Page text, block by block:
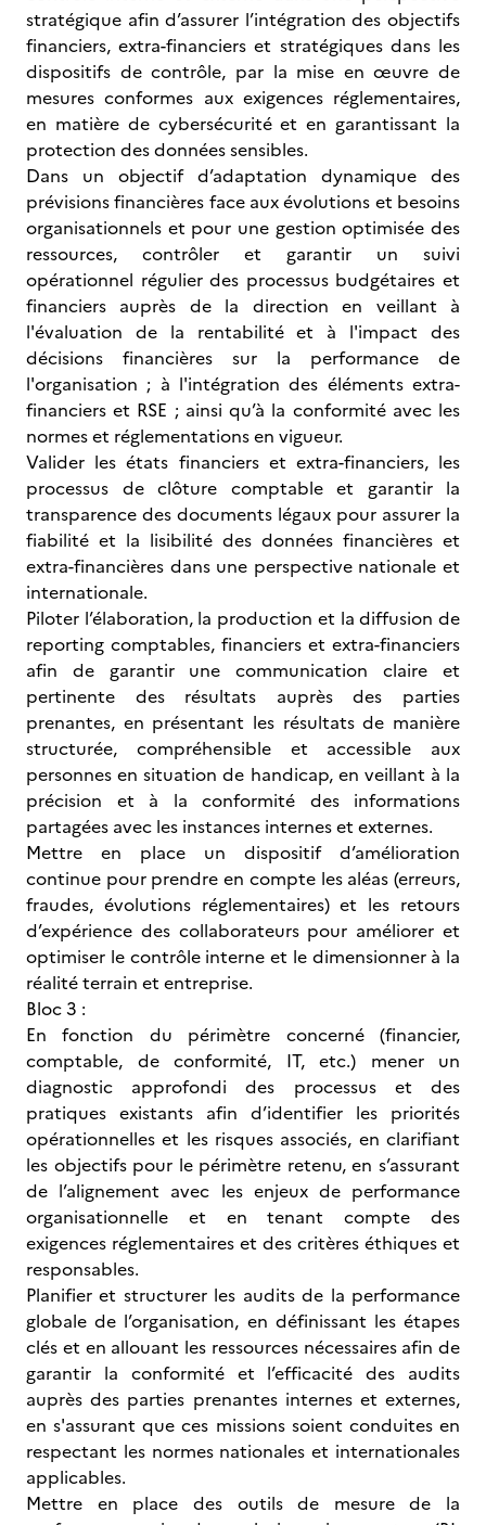
stratégique afin d’assurer l’intégration des objectifs
financiers, extra-financiers et stratégiques dans les
dispositifs de contrôle, par la mise en œuvre de
mesures conformes aux exigences réglementaires,
en matière de cybersécurité et en garantissant la
protection des données sensibles.
Dans un objectif d’adaptation dynamique des
prévisions financières face aux évolutions et besoins
organisationnels et pour une gestion optimisée des
ressources, contrôler et garantir un suivi
opérationnel régulier des processus budgétaires et
financiers auprès de la direction en veillant à
l'évaluation de la rentabilité et à l'impact des
décisions financières sur la performance de
l'organisation ; à l'intégration des éléments extra-
financiers et RSE ; ainsi qu’à la conformité avec les
normes et réglementations en vigueur.
Valider les états financiers et extra-financiers, les
processus de clôture comptable et garantir la
transparence des documents légaux pour assurer la
fiabilité et la lisibilité des données financières et
extra-financières dans une perspective nationale et
internationale.
Piloter l’élaboration, la production et la diffusion de
reporting comptables, financiers et extra-financiers
afin de garantir une communication claire et
pertinente des résultats auprès des parties
prenantes, en présentant les résultats de manière
structurée, compréhensible et accessible aux
personnes en situation de handicap, en veillant à la
précision et à la conformité des informations
partagées avec les instances internes et externes.
Mettre en place un dispositif d’amélioration
continue pour prendre en compte les aléas (erreurs,
fraudes, évolutions réglementaires) et les retours
d’expérience des collaborateurs pour améliorer et
optimiser le contrôle interne et le dimensionner à la
réalité terrain et entreprise.
Bloc 3 :
En fonction du périmètre concerné (financier,
comptable, de conformité, IT, etc.) mener un
diagnostic approfondi des processus et des
pratiques existants afin d’identifier les priorités
opérationnelles et les risques associés, en clarifiant
les objectifs pour le périmètre retenu, en s’assurant
de l’alignement avec les enjeux de performance
organisationnelle et en tenant compte des
exigences réglementaires et des critères éthiques et
responsables.
Planifier et structurer les audits de la performance
globale de l’organisation, en définissant les étapes
clés et en allouant les ressources nécessaires afin de
garantir la conformité et l’efficacité des audits
auprès des parties prenantes internes et externes,
en s'assurant que ces missions soient conduites en
respectant les normes nationales et internationales
applicables.
Mettre en place des outils de mesure de la